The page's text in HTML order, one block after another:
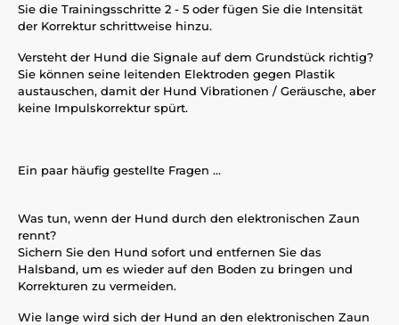
Sie die Trainingsschritte 2 - 5 oder fügen Sie die Intensität
der Korrektur schrittweise hinzu.
Versteht der Hund die Signale auf dem Grundstück richtig?
Sie können seine leitenden Elektroden gegen Plastik
austauschen, damit der Hund Vibrationen / Geräusche, aber
keine Impulskorrektur spürt.
Ein paar häufig gestellte Fragen ...
Was tun, wenn der Hund durch den elektronischen Zaun
rennt?
Sichern Sie den Hund sofort und entfernen Sie das
Halsband, um es wieder auf den Boden zu bringen und
Korrekturen zu vermeiden.
Wie lange wird sich der Hund an den elektronischen Zaun